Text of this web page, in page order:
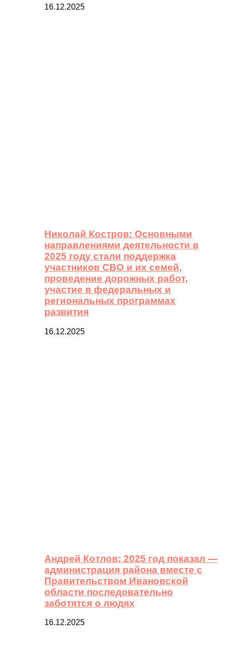
16.12.2025
Николай Костров: Основными
направлениями деятельности в
2025 году стали поддержка
участников СВО и их семей,
проведение дорожных работ,
участие в федеральных и
региональных программах
развития
16.12.2025
Андрей Котлов: 2025 год показал —
администрация района вместе с
Правительством Ивановской
области последовательно
заботятся о людях
16.12.2025